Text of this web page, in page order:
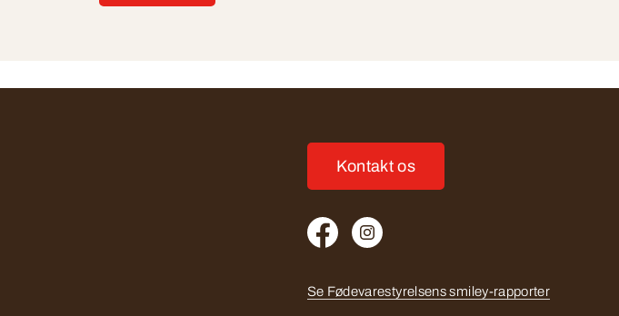
Kontakt os
Se Fødevarestyrelsens smiley-rapporter